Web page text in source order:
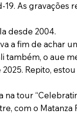
19. As gravações
desde 2004.
a fim de achar
também, o aue
Repito, estou
na tour
com o Matanza